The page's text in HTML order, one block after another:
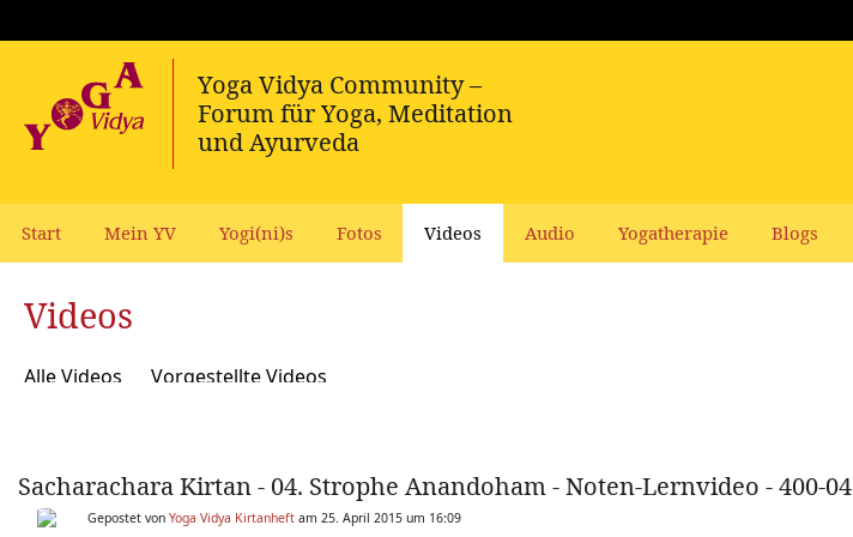
Start Mein YV Yogi(ni)s Fotos Videos Audio Yogatherapie Blogs
Videos
Alle Videos Vorgestellte Videos
Sacharachara Kirtan - 04. Strophe Anandoham - Noten-Lernvideo - 400-04
Gepostet von Yoga Vidya Kirtanheft am 25. April 2015 um 16:09